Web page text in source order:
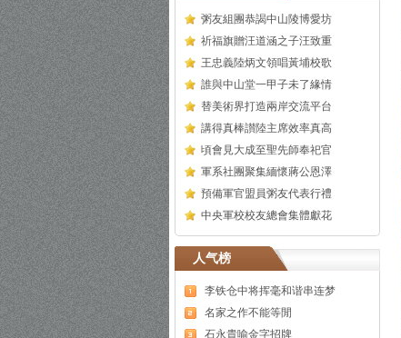
粥友組團恭謁中山陵博愛坊
祈福旗贈汪道涵之子汪致重
王忠義陸炳文領唱黃埔校歌
誰與中山堂一甲子未了緣情
替美術界打造兩岸交流平台
講得真棒讃陸主席效率真高
頃會見大成至聖先師奉祀官
軍系社團聚集緬懷蔣公恩澤
預備軍官盟員粥友代表行禮
中央軍校校友總會集體獻花
人气榜
李铁仓中将挥毫和谐串连梦
名家之作不能等閒
石永貴喻金字招牌